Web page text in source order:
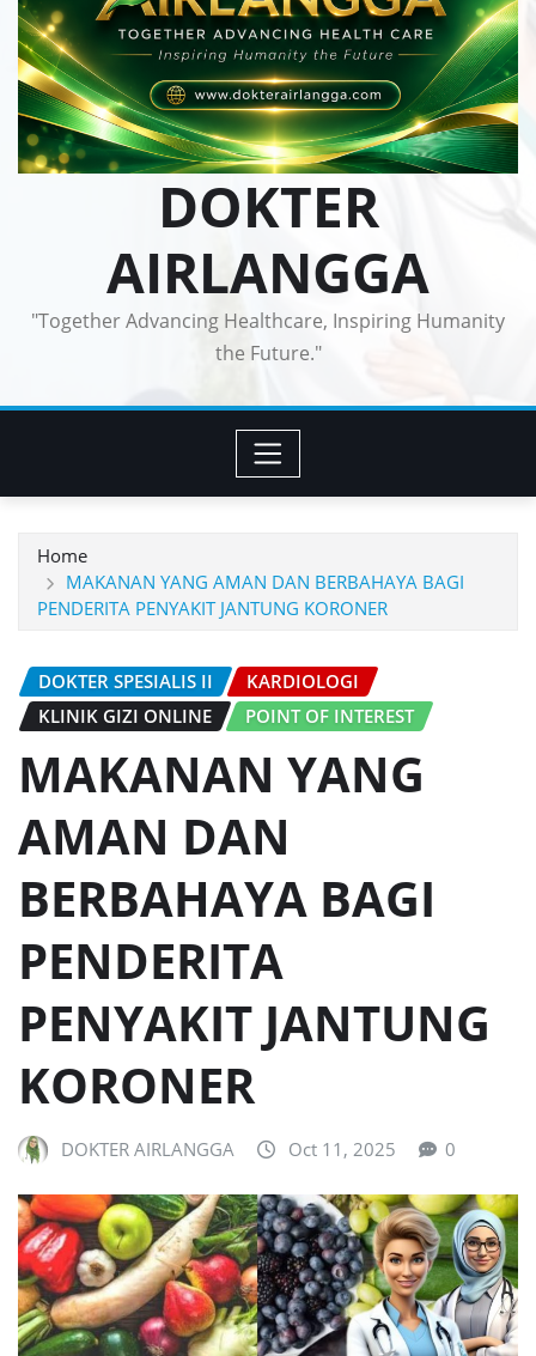
DOKTER
AIRLANGGA
"Together Advancing Healthcare, Inspiring Humanity
the Future."
Home
MAKANAN YANG AMAN DAN BERBAHAYA BAGI
PENDERITA PENYAKIT JANTUNG KORONER
DOKTER SPESIALIS II
KARDIOLOGI
KLINIK GIZI ONLINE
POINT OF INTEREST
MAKANAN YANG
AMAN DAN
BERBAHAYA BAGI
PENDERITA
PENYAKIT JANTUNG
KORONER
DOKTER AIRLANGGA Oct 11, 2025 0